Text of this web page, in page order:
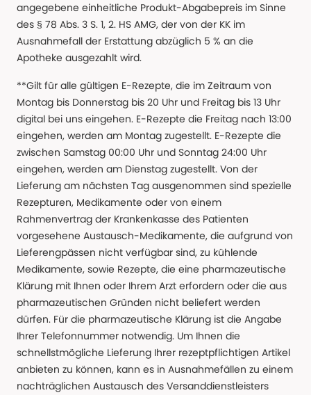
angegebene einheitliche Produkt-Abgabepreis im Sinne
des § 78 Abs. 3 S. 1, 2. HS AMG, der von der KK im
Ausnahmefall der Erstattung abzüglich 5 % an die
Apotheke ausgezahlt wird.
**Gilt für alle gültigen E-Rezepte, die im Zeitraum von
Montag bis Donnerstag bis 20 Uhr und Freitag bis 13 Uhr
digital bei uns eingehen. E-Rezepte die Freitag nach 13:00
eingehen, werden am Montag zugestellt. E-Rezepte die
zwischen Samstag 00:00 Uhr und Sonntag 24:00 Uhr
eingehen, werden am Dienstag zugestellt. Von der
Lieferung am nächsten Tag ausgenommen sind spezielle
Rezepturen, Medikamente oder von einem
Rahmenvertrag der Krankenkasse des Patienten
vorgesehene Austausch-Medikamente, die aufgrund von
Lieferengpässen nicht verfügbar sind, zu kühlende
Medikamente, sowie Rezepte, die eine pharmazeutische
Klärung mit Ihnen oder Ihrem Arzt erfordern oder die aus
pharmazeutischen Gründen nicht beliefert werden
dürfen. Für die pharmazeutische Klärung ist die Angabe
Ihrer Telefonnummer notwendig. Um Ihnen die
schnellstmögliche Lieferung Ihrer rezeptpflichtigen Artikel
anbieten zu können, kann es in Ausnahmefällen zu einem
nachträglichen Austausch des Versanddienstleisters